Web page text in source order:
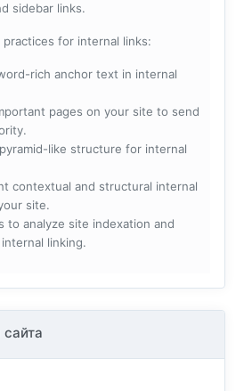
sidebar links.
for internal links:
rich anchor text in internal
pages on your site to send
like structure for internal
contextual and structural internal
site.
to analyze site indexation and
linking.
сайта